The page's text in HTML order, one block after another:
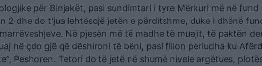
për Binjakët, pasi sundimtari i tyre Mërkuri më në fund
2 dhe do t’jua lehtësojë jetën e përditshme, duke i dhënë
Në pjesën më të madhe të muajit, të paktën
në çdo gjë që dëshironi të bëni, pasi fillon periudha ku
Peshoren. Tetori do të jetë në shumë nivele argëtues,